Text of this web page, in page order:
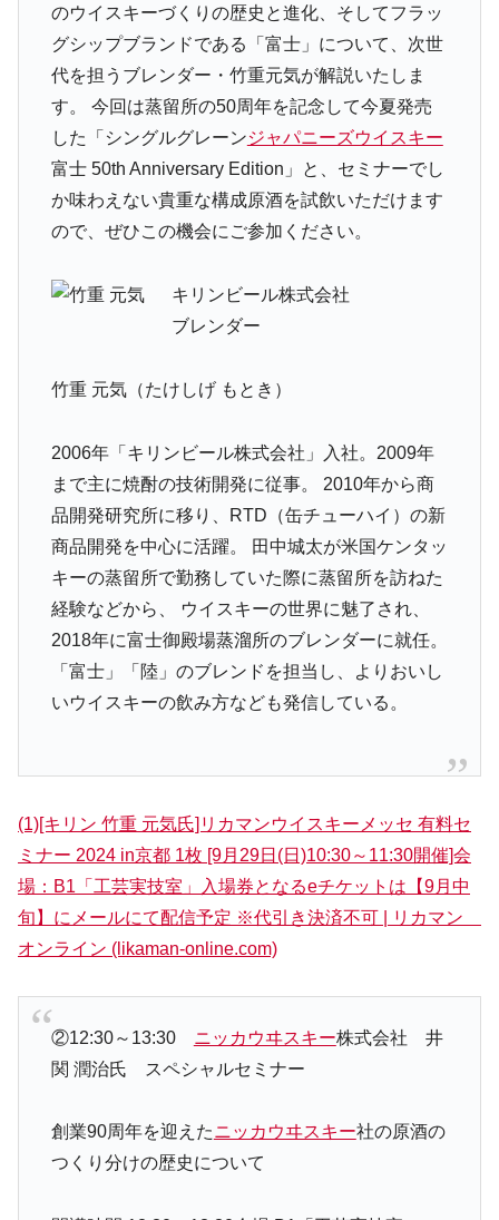
のウイスキーづくりの歴史と進化、そしてフラッ
グシップブランドである「富士」について、次世
代を担うブレンダー・竹重元気が解説いたしま
す。 今回は蒸留所の50周年を記念して今夏発売
した「シングルグレーンジャパニーズウイスキー
富士 50th Anniversary Edition」と、セミナーでし
か味わえない貴重な構成原酒を試飲いただけます
ので、ぜひこの機会にご参加ください。
キリンビール株式会社
ブレンダー
竹重 元気（たけしげ もとき）
2006年「キリンビール株式会社」入社。2009年
まで主に焼酎の技術開発に従事。 2010年から商
品開発研究所に移り、RTD（缶チューハイ）の新
商品開発を中心に活躍。 田中城太が米国ケンタッ
キーの蒸留所で勤務していた際に蒸留所を訪ねた
経験などから、 ウイスキーの世界に魅了され、
2018年に富士御殿場蒸溜所のブレンダーに就任。
「富士」「陸」のブレンドを担当し、よりおいし
いウイスキーの飲み方なども発信している。
(1)[キリン 竹重 元気氏]リカマンウイスキーメッセ 有料セ
ミナー 2024 in京都 1枚 [9月29日(日)10:30～11:30開催]会
場：B1「工芸実技室」入場券となるeチケットは【9月中
旬】にメールにて配信予定 ※代引き決済不可 | リカマン
オンライン (likaman-online.com)
②12:30～13:30 ニッカウヰスキー株式会社 井
関 潤治氏 スペシャルセミナー
創業90周年を迎えたニッカウヰスキー社の原酒の
つくり分けの歴史について